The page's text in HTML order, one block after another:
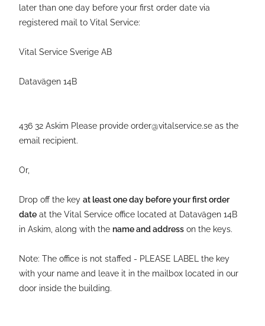
later than one day before your first order date via
registered mail to Vital Service:
Vital Service Sverige AB
Datavägen 14B
436 32 Askim Please provide order@vitalservice.se as the
email recipient.
Or,
Drop off the keyat least one day before your first order
date at the Vital Service office located at Datavägen 14B
in Askim, along with the name and address on the keys.
Note: The office is not staffed - PLEASE LABEL the key
with your name and leave it in the mailbox located in our
door inside the building.